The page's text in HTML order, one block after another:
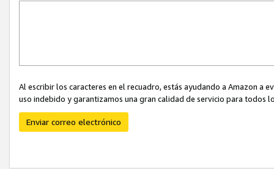
Al escribir los caracteres en el recuadro, estás ayudando a Amazon
uso indebido y garantizamos una gran calidad de servicio para todos
Enviar correo electrónico